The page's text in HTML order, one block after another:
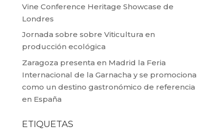
Vine Conference Heritage Showcase de
Londres
Jornada sobre sobre Viticultura en
producción ecológica
Zaragoza presenta en Madrid la Feria
Internacional de la Garnacha y se promociona
como un destino gastronómico de referencia
en España
ETIQUETAS